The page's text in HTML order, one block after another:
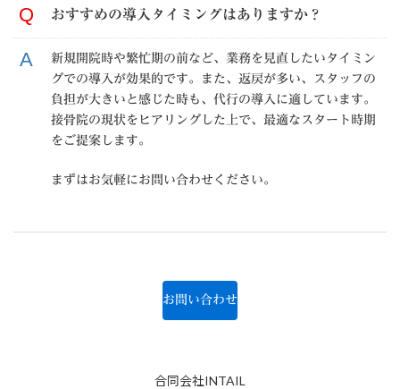
おすすめの導入タイミングはありますか？
新規開院時や繁忙期の前など、業務を見直したいタイミン
グでの導入が効果的です。また、返戻が多い、スタッフの
負担が大きいと感じた時も、代行の導入に適しています。
接骨院の現状をヒアリングした上で、最適なスタート時期
をご提案します。
まずはお気軽にお問い合わせください。
お問い合わせ
合同会社INTAIL